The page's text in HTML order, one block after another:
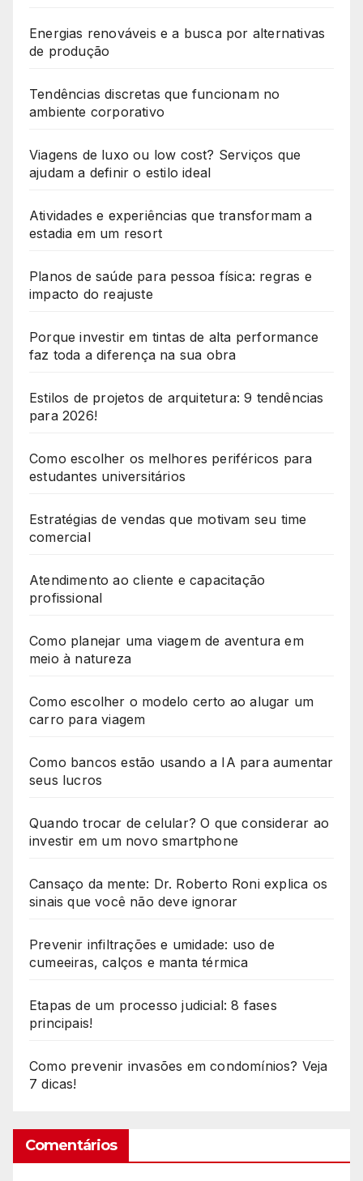
Energias renováveis e a busca por alternativas
de produção
Tendências discretas que funcionam no
ambiente corporativo
Viagens de luxo ou low cost? Serviços que
ajudam a definir o estilo ideal
Atividades e experiências que transformam a
estadia em um resort
Planos de saúde para pessoa física: regras e
impacto do reajuste
Porque investir em tintas de alta performance
faz toda a diferença na sua obra
Estilos de projetos de arquitetura: 9 tendências
para 2026!
Como escolher os melhores periféricos para
estudantes universitários
Estratégias de vendas que motivam seu time
comercial
Atendimento ao cliente e capacitação
profissional
Como planejar uma viagem de aventura em
meio à natureza
Como escolher o modelo certo ao alugar um
carro para viagem
Como bancos estão usando a IA para aumentar
seus lucros
Quando trocar de celular? O que considerar ao
investir em um novo smartphone
Cansaço da mente: Dr. Roberto Roni explica os
sinais que você não deve ignorar
Prevenir infiltrações e umidade: uso de
cumeeiras, calços e manta térmica
Etapas de um processo judicial: 8 fases
principais!
Como prevenir invasões em condomínios? Veja
7 dicas!
Comentários